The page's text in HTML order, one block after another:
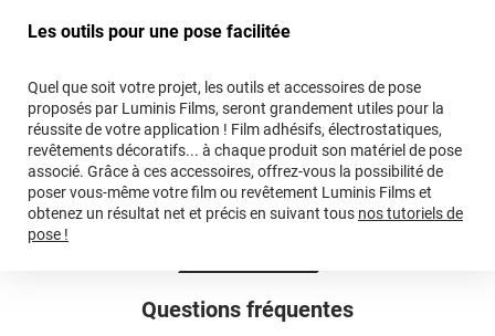
Questions fréquentes
Les outils pour une pose facilitée
Quel que soit votre projet, les outils et accessoires de pose
proposés par Luminis Films, seront grandement utiles pour la
réussite de votre application ! Film adhésifs, électrostatiques,
revêtements décoratifs... à chaque produit son matériel de pose
associé. Grâce à ces accessoires, offrez-vous la possibilité de
poser vous-même votre film ou revêtement Luminis Films et
obtenez un résultat net et précis en suivant tous nos tutoriels de
pose !